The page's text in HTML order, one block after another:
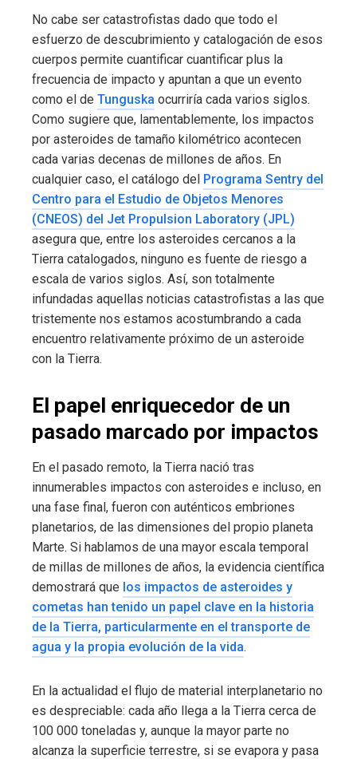
No cabe ser catastrofistas dado que todo el
esfuerzo de descubrimiento y catalogación de esos
cuerpos permite cuantificar cuantificar plus la
frecuencia de impacto y apuntan a que un evento
como el de Tunguska ocurriría cada varios siglos.
Como sugiere que, lamentablemente, los impactos
por asteroides de tamaño kilométrico acontecen
cada varias decenas de millones de años. En
cualquier caso, el catálogo del Programa Sentry del
Centro para el Estudio de Objetos Menores
(CNEOS) del Jet Propulsion Laboratory (JPL)
asegura que, entre los asteroides cercanos a la
Tierra catalogados, ninguno es fuente de riesgo a
escala de varios siglos. Así, son totalmente
infundadas aquellas noticias catastrofistas a las que
tristemente nos estamos acostumbrando a cada
encuentro relativamente próximo de un asteroide
con la Tierra.
El papel enriquecedor de un
pasado marcado por impactos
En el pasado remoto, la Tierra nació tras
innumerables impactos con asteroides e incluso, en
una fase final, fueron con auténticos embriones
planetarios, de las dimensiones del propio planeta
Marte. Si hablamos de una mayor escala temporal
de millas de millones de años, la evidencia científica
demostrará que los impactos de asteroides y
cometas han tenido un papel clave en la historia
de la Tierra, particularmente en el transporte de
agua y la propia evolución de la vida.
En la actualidad el flujo de material interplanetario no
es despreciable: cada año llega a la Tierra cerca de
100 000 toneladas y, aunque la mayor parte no
alcanza la superficie terrestre, si se evapora y pasa